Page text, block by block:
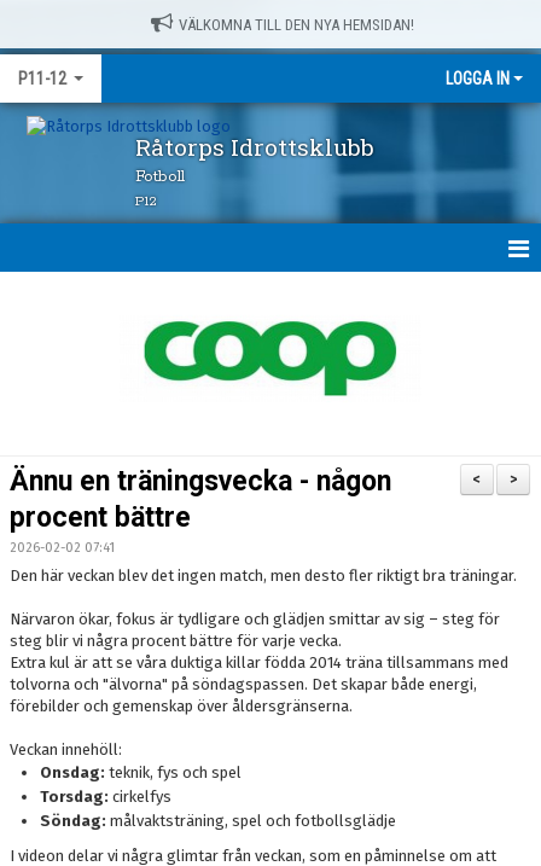
VÄLKOMNA TILL DEN NYA HEMSIDAN!
P11-12 LOGGA IN
Råtorps Idrottsklubb
Fotboll
P12
BILDGALLERI
DOKUMENT
KONTAKT
MERCH
>
<
Ännu en träningsvecka - någon
procent bättre
2026-02-02 07:41
Den här veckan blev det ingen match, men desto fler riktigt bra träningar.
Närvaron ökar, fokus är tydligare och glädjen smittar av sig – steg för
steg blir vi några procent bättre för varje vecka.
Extra kul är att se våra duktiga killar födda 2014 träna tillsammans med
tolvorna och "älvorna" på söndagspassen. Det skapar både energi,
förebilder och gemenskap över åldersgränserna.
Veckan innehöll:
Onsdag: teknik, fys och spel
Torsdag: cirkelfys
Söndag: målvaktsträning, spel och fotbollsglädje
I videon delar vi några glimtar från veckan, som en påminnelse om att